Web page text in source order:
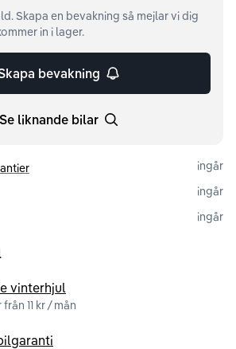
Skapa en bevakning så mejlar vi dig
in i lager.
bevakning
Se liknande bilar
ingår
ingår
ingår
vinterhjul
11 kr / mån